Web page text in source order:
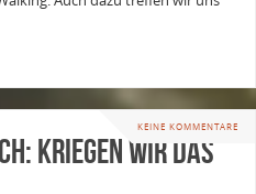
KEINE KOMMENTARE
Kriegen wir das